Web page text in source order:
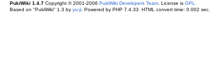
PukiWiki 1.4.7Copyright © 2001-2006 PukiWiki Developers Team. License is GPL.
Based on "PukiWiki" 1.3 by yu-ji. Powered by PHP 7.4.33. HTML convert time: 0.002 sec.